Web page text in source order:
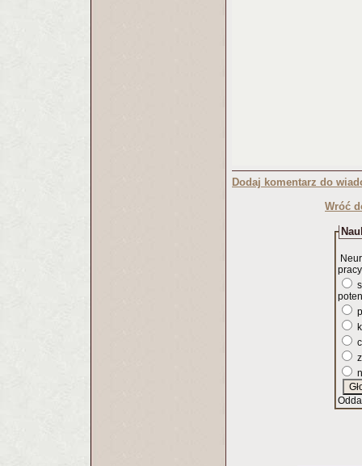
Dodaj komentarz do
Wróć